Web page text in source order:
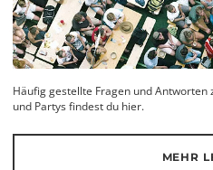
Häufig gestellte Fragen und Antworten
und Partys findest du hier.
MEHR